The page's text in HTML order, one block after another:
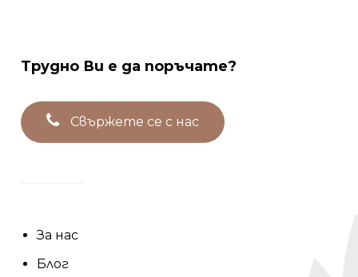
Трудно Ви е да поръчате?
Свържете се с нас
За нас
Блог